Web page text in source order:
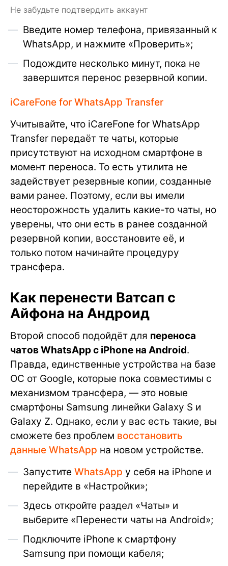
Не забудьте подтвердить аккаунт
Введите номер телефона, привязанный к
WhatsApp, и нажмите «Проверить»;
Подождите несколько минут, пока не
завершится перенос резервной копии.
iCareFone for WhatsApp Transfer
Учитывайте, что iCareFone for WhatsApp
Transfer передаёт те чаты, которые
присутствуют на исходном смартфоне в
момент переноса. То есть утилита не
задействует резервные копии, созданные
вами ранее. Поэтому, если вы имели
неосторожность удалить какие-то чаты, но
уверены, что они есть в ранее созданной
резервной копии, восстановите её, и
только потом начинайте процедуру
трансфера.
Как перенести Ватсап с
Айфона на Андроид
Второй способ подойдёт для переноса
чатов WhatsApp с iPhone на Android.
Правда, единственные устройства на базе
ОС от Google, которые пока совместимы с
механизмом трансфера, — это новые
смартфоны Samsung линейки Galaxy S и
Galaxy Z. Однако, если у вас есть такие, вы
сможете без проблем восстановить
данные WhatsApp на новом устройстве.
Запустите WhatsApp у себя на iPhone и
перейдите в «Настройки»;
Здесь откройте раздел «Чаты» и
выберите «Перенести чаты на Android»;
Подключите iPhone к смартфону
Samsung при помощи кабеля;